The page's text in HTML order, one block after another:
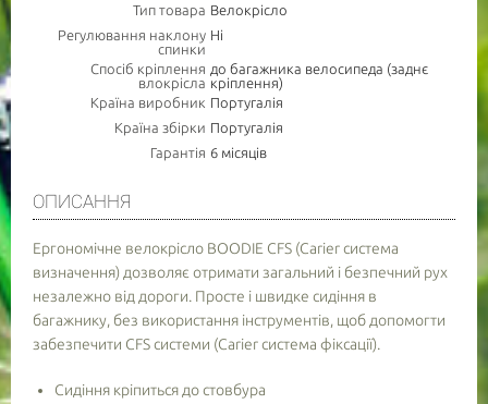
Тип товара Велокрісло
Регулювання наклону
спинки
Ні
Спосіб кріплення
влокрісла
до багажника велосипеда (заднє
кріплення)
Країна виробник Португалія
Країна збірки Португалія
Гарантія 6 місяців
ОПИСАННЯ
Ергономічне велокрісло BOODIE CFS (Carier система
визначення) дозволяє отримати загальний і безпечний рух
незалежно від дороги. Просте і швидке сидіння в
багажнику, без використання інструментів, щоб допомогти
забезпечити CFS системи (Carier система фіксації).
Сидіння кріпиться до стовбура